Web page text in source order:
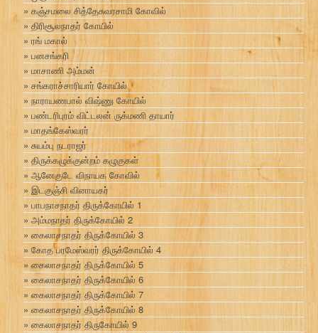
கஞ்சமலை சித்தேசுவரசாமி கோவில்
திரிசூலநாதர் கோயில்
ரங் மகால்
பனசங்கரி
மாசாணி அம்மன்
சங்கராச்சாரியார் கோயில்
நாராயணபால் விஷ்ணு கோயில்
பண்டரிபுரம் விட்டலன் ருக்மணி தாயார்
மாதங்கேஸ்வரர்
சுயம்பு நடராஜர்
திருக்கழுக்குன்றம் கழுகுகள்
ஆனேகுடே விநாயக கோவில்
இடகுஞ்சி வினாயகர்
பாபநாசநாதர் திருக்கோயில் 1
அம்மநாதர் திருக்கோயில் 2
கைலாசநாதர் திருக்கோயில் 3
கோத பரமேஸ்வரர் திருக்கோயில் 4
கைலாசநாதர் திருக்கோயில் 5
கைலாசநாதர் திருக்கோயில் 6
கைலாசநாதர் திருக்கோயில் 7
கைலாசநாதர் திருக்கோயில் 8
கைலாசநாதர் திருகோயில் 9